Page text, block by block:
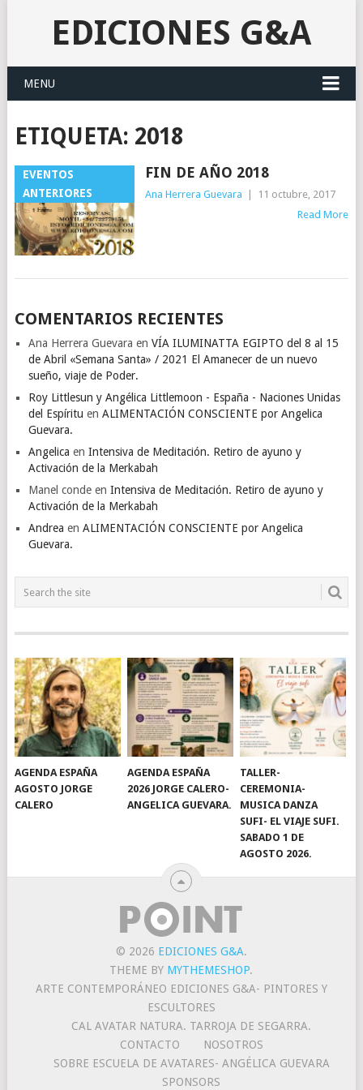
EDICIONES G&A
MENU
ETIQUETA: 2018
EVENTOS
ANTERIORES
FIN DE AÑO 2018
Ana Herrera Guevara
11 octubre, 2017
Read More
POSTS
NAVIGATION
COMENTARIOS RECIENTES
Ana Herrera Guevara en VÍA ILUMINATTA EGIPTO del 8 al 15
de Abril «Semana Santa» / 2021 El Amanecer de un nuevo
sueño, viaje de Poder.
Roy Littlesun y Angélica Littlemoon - España - Naciones Unidas
del Espíritu en ALIMENTACIÓN CONSCIENTE por Angelica
Guevara.
Angelica en Intensiva de Meditación. Retiro de ayuno y
Activación de la Merkabah
Manel condeen Intensiva de Meditación. Retiro de ayuno y
Activación de la Merkabah
Andrea en ALIMENTACIÓN CONSCIENTE por Angelica
Guevara.
AGENDA ESPAÑA
AGOSTO JORGE
CALERO
AGENDA ESPAÑA
2026 JORGE CALERO-
ANGELICA GUEVARA.
TALLER-
CEREMONIA-
MUSICA DANZA
SUFI- EL VIAJE SUFI.
SABADO 1 DE
AGOSTO 2026.
© 2026 EDICIONES G&A.
THEME BY MYTHEMESHOP.
ARTE CONTEMPORÁNEO EDICIONES G&A- PINTORES Y
ESCULTORES
CAL AVATAR NATURA. TARROJA DE SEGARRA.
CONTACTO
NOSOTROS
SOBRE ESCUELA DE AVATARES- ANGÉLICA GUEVARA
SPONSORS